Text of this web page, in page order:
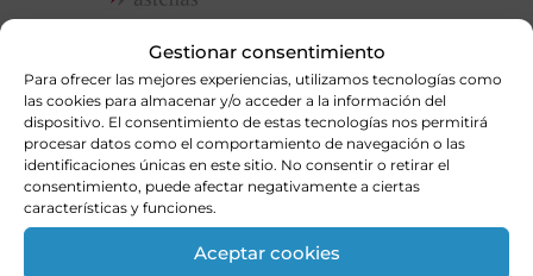
Gestionar consentimiento
Para ofrecer las mejores experiencias, utilizamos tecnologías como
las cookies para almacenar y/o acceder a la información del
dispositivo. El consentimiento de estas tecnologías nos permitirá
procesar datos como el comportamiento de navegación o las
identificaciones únicas en este sitio. No consentir o retirar el
consentimiento, puede afectar negativamente a ciertas
características y funciones.
Aceptar cookies